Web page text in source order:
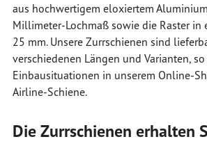
aus hochwertigem eloxiertem
Millimeter-Lochmaß sowie die Raster in
25 mm. Unsere Zurrschienen sind
verschiedenen Längen und Varianten,
Einbausituationen in unserem Online-
Airline-Schiene.
Die Zurrschienen erhalten